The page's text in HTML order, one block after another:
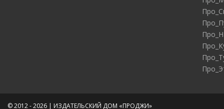
© 2012 - 2026 | ИЗДАТЕЛЬСКИЙ ДОМ «ПРОДЖИ»